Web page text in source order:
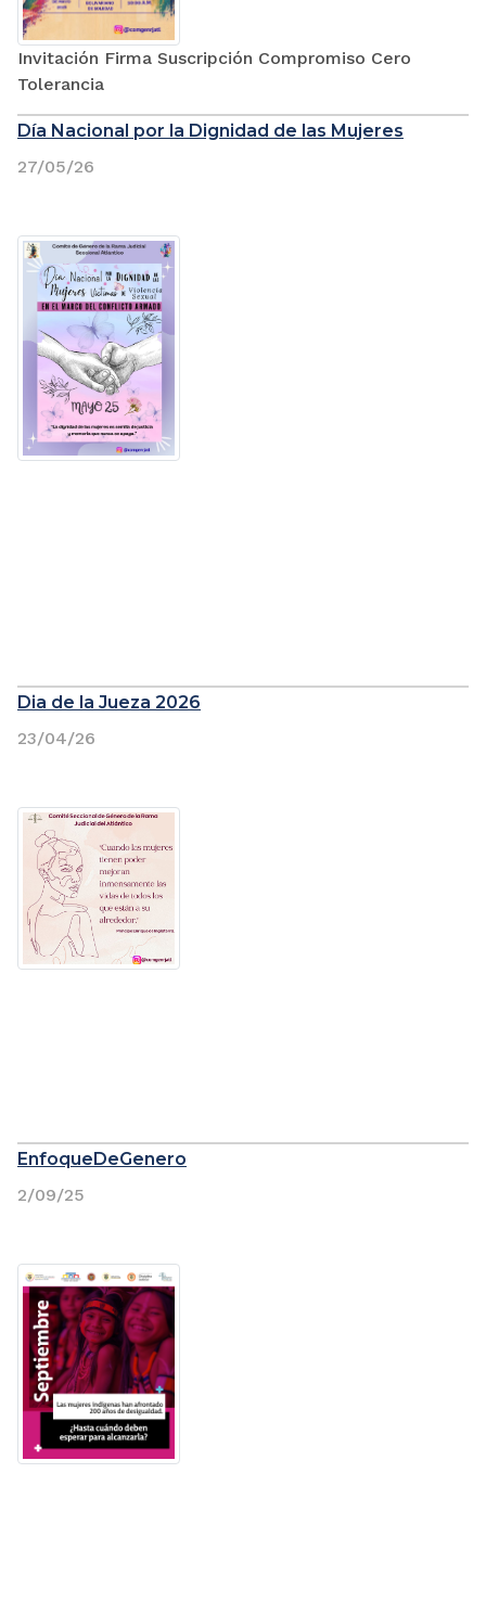
Invitación Firma Suscripción Compromiso Cero
Tolerancia
Día Nacional por la Dignidad de las Mujeres
27/05/26
Dia de la Jueza 2026
23/04/26
EnfoqueDeGenero
2/09/25